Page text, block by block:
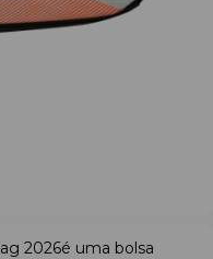
2026é uma bolsa